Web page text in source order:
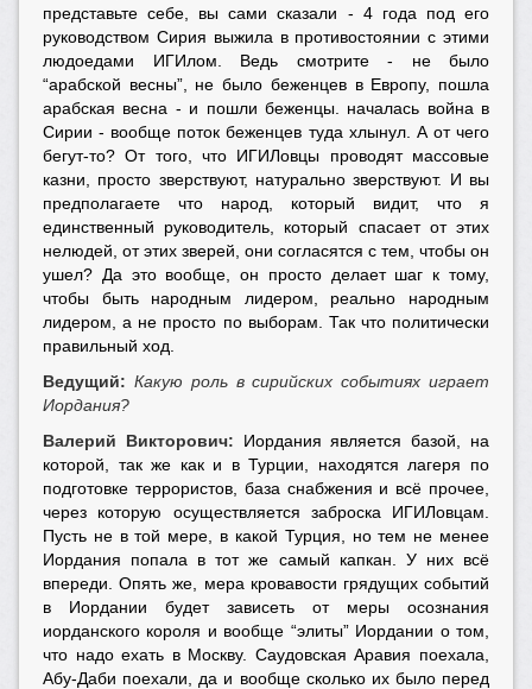
представьте себе, вы сами сказали - 4 года под его
руководством Сирия выжила в противостоянии с этими
людоедами ИГИлом. Ведь смотрите - не было
“арабской весны”, не было беженцев в Европу, пошла
арабская весна - и пошли беженцы. началась война в
Сирии - вообще поток беженцев туда хлынул. А от чего
бегут-то? От того, что ИГИЛовцы проводят массовые
казни, просто зверствуют, натурально зверствуют. И вы
предполагаете что народ, который видит, что я
единственный руководитель, который спасает от этих
нелюдей, от этих зверей, они согласятся с тем, чтобы он
ушел? Да это вообще, он просто делает шаг к тому,
чтобы быть народным лидером, реально народным
лидером, а не просто по выборам. Так что политически
правильный ход.
Ведущий: Какую роль в сирийских событиях играет
Иордания?
Валерий Викторович: Иордания является базой, на
которой, так же как и в Турции, находятся лагеря по
подготовке террористов, база снабжения и всё прочее,
через которую осуществляется заброска ИГИЛовцам.
Пусть не в той мере, в какой Турция, но тем не менее
Иордания попала в тот же самый капкан. У них всё
впереди. Опять же, мера кровавости грядущих событий
в Иордании будет зависеть от меры осознания
иорданского короля и вообще “элиты” Иордании о том,
что надо ехать в Москву. Саудовская Аравия поехала,
Абу-Даби поехали, да и вообще сколько их было перед